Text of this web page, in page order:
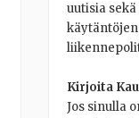
uutisia
Kirjoita
Jos sinulla